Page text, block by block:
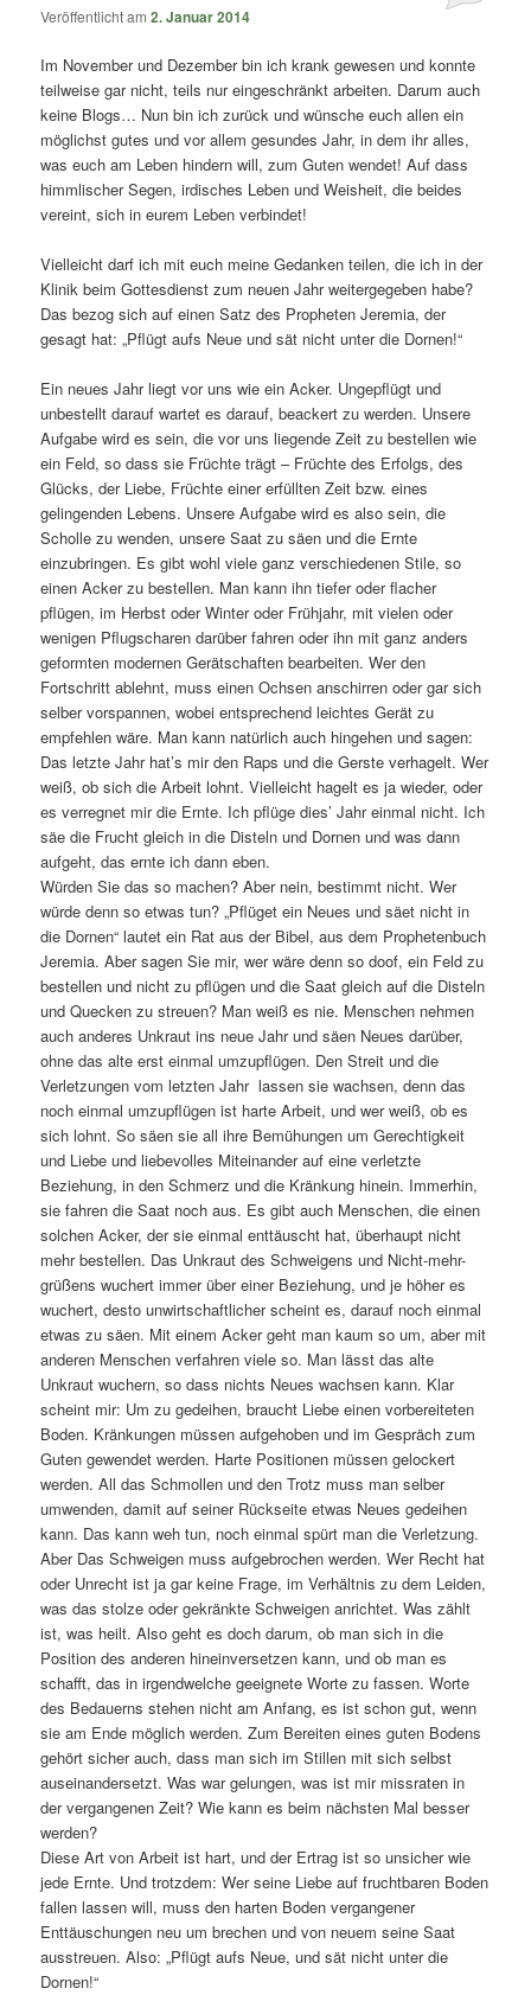
Veröffentlicht am2. Januar 2014
Im November und Dezember bin ich krank gewesen und konnte
teilweise gar nicht, teils nur eingeschränkt arbeiten. Darum auch
keine Blogs… Nun bin ich zurück und wünsche euch allen ein
möglichst gutes und vor allem gesundes Jahr, in dem ihr alles,
was euch am Leben hindern will, zum Guten wendet! Auf dass
himmlischer Segen, irdisches Leben und Weisheit, die beides
vereint, sich in eurem Leben verbindet!
Vielleicht darf ich mit euch meine Gedanken teilen, die ich in der
Klinik beim Gottesdienst zum neuen Jahr weitergegeben habe?
Das bezog sich auf einen Satz des Propheten Jeremia, der
gesagt hat: „Pflügt aufs Neue und sät nicht unter die Dornen!“
Ein neues Jahr liegt vor uns wie ein Acker. Ungepflügt und
unbestellt darauf wartet es darauf, beackert zu werden. Unsere
Aufgabe wird es sein, die vor uns liegende Zeit zu bestellen wie
ein Feld, so dass sie Früchte trägt – Früchte des Erfolgs, des
Glücks, der Liebe, Früchte einer erfüllten Zeit bzw. eines
gelingenden Lebens. Unsere Aufgabe wird es also sein, die
Scholle zu wenden, unsere Saat zu säen und die Ernte
einzubringen. Es gibt wohl viele ganz verschiedenen Stile, so
einen Acker zu bestellen. Man kann ihn tiefer oder flacher
pflügen, im Herbst oder Winter oder Frühjahr, mit vielen oder
wenigen Pflugscharen darüber fahren oder ihn mit ganz anders
geformten modernen Gerätschaften bearbeiten. Wer den
Fortschritt ablehnt, muss einen Ochsen anschirren oder gar sich
selber vorspannen, wobei entsprechend leichtes Gerät zu
empfehlen wäre. Man kann natürlich auch hingehen und sagen:
Das letzte Jahr hat’s mir den Raps und die Gerste verhagelt. Wer
weiß, ob sich die Arbeit lohnt. Vielleicht hagelt es ja wieder, oder
es verregnet mir die Ernte. Ich pflüge dies’ Jahr einmal nicht. Ich
säe die Frucht gleich in die Disteln und Dornen und was dann
aufgeht, das ernte ich dann eben.
Würden Sie das so machen? Aber nein, bestimmt nicht. Wer
würde denn so etwas tun? „Pflüget ein Neues und säet nicht in
die Dornen“ lautet ein Rat aus der Bibel, aus dem Prophetenbuch
Jeremia. Aber sagen Sie mir, wer wäre denn so doof, ein Feld zu
bestellen und nicht zu pflügen und die Saat gleich auf die Disteln
und Quecken zu streuen? Man weiß es nie. Menschen nehmen
auch anderes Unkraut ins neue Jahr und säen Neues darüber,
ohne das alte erst einmal umzupflügen. Den Streit und die
Verletzungen vom letzten Jahr lassen sie wachsen, denn das
noch einmal umzupflügen ist harte Arbeit, und wer weiß, ob es
sich lohnt. So säen sie all ihre Bemühungen um Gerechtigkeit
und Liebe und liebevolles Miteinander auf eine verletzte
Beziehung, in den Schmerz und die Kränkung hinein. Immerhin,
sie fahren die Saat noch aus. Es gibt auch Menschen, die einen
solchen Acker, der sie einmal enttäuscht hat, überhaupt nicht
mehr bestellen. Das Unkraut des Schweigens und Nicht-mehr-
grüßens wuchert immer über einer Beziehung, und je höher es
wuchert, desto unwirtschaftlicher scheint es, darauf noch einmal
etwas zu säen. Mit einem Acker geht man kaum so um, aber mit
anderen Menschen verfahren viele so. Man lässt das alte
Unkraut wuchern, so dass nichts Neues wachsen kann. Klar
scheint mir: Um zu gedeihen, braucht Liebe einen vorbereiteten
Boden. Kränkungen müssen aufgehoben und im Gespräch zum
Guten gewendet werden. Harte Positionen müssen gelockert
werden. All das Schmollen und den Trotz muss man selber
umwenden, damit auf seiner Rückseite etwas Neues gedeihen
kann. Das kann weh tun, noch einmal spürt man die Verletzung.
Aber Das Schweigen muss aufgebrochen werden. Wer Recht hat
oder Unrecht ist ja gar keine Frage, im Verhältnis zu dem Leiden,
was das stolze oder gekränkte Schweigen anrichtet. Was zählt
ist, was heilt. Also geht es doch darum, ob man sich in die
Position des anderen hineinversetzen kann, und ob man es
schafft, das in irgendwelche geeignete Worte zu fassen. Worte
des Bedauerns stehen nicht am Anfang, es ist schon gut, wenn
sie am Ende möglich werden. Zum Bereiten eines guten Bodens
gehört sicher auch, dass man sich im Stillen mit sich selbst
auseinandersetzt. Was war gelungen, was ist mir missraten in
der vergangenen Zeit? Wie kann es beim nächsten Mal besser
werden?
Diese Art von Arbeit ist hart, und der Ertrag ist so unsicher wie
jede Ernte. Und trotzdem: Wer seine Liebe auf fruchtbaren Boden
fallen lassen will, muss den harten Boden vergangener
Enttäuschungen neu um brechen und von neuem seine Saat
ausstreuen. Also: „Pflügt aufs Neue, und sät nicht unter die
Dornen!“